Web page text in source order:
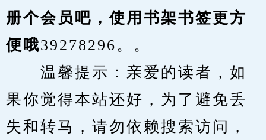
册个会员吧，使用书架书签更方
便哦39278296。。
温馨提示：亲爱的读者，如
果你觉得本站还好，为了避免丢
失和转马，请勿依赖搜索访问，